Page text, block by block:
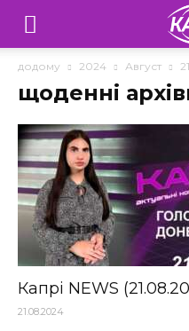
Телебачення
«Капрі»
Новини
Донеччини
додому 2024 Август 21
щоденні
Капрі NEWS
21.08.2024